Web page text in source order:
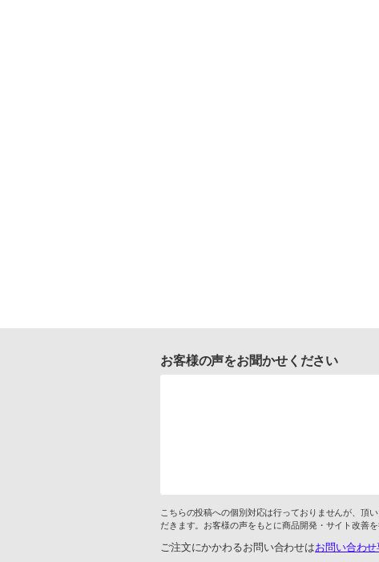
お客様の声をお聞かせください
こちらの投稿への個別対応は行っておりませんが、頂
だきます。お客様の声をもとに商品開発・サイト改善を
ご注文にかかわるお問い合わせはお問い合わ